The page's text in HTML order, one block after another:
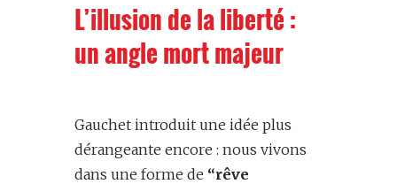
L’illusion de la liberté :
un angle mort majeur
Gauchet introduit une idée plus
dérangeante encore : nous vivons
dans une forme de “rêve